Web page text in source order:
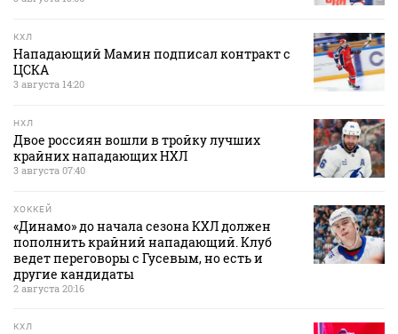
КХЛ
Нападающий Мамин подписал контракт с
ЦСКА
3 августа 14:20
НХЛ
Двое россиян вошли в тройку лучших
крайних нападающих НХЛ
3 августа 07:40
ХОККЕЙ
«Динамо» до начала сезона КХЛ должен
пополнить крайний нападающий. Клуб
ведет переговоры с Гусевым, но есть и
другие кандидаты
2 августа 20:16
КХЛ